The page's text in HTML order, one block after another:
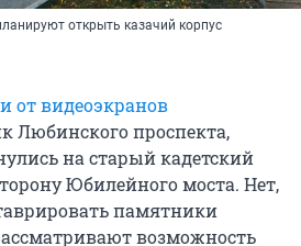
открыть казачий корпус
от видеоэкранов
Любинского проспекта,
на старый кадетский
Юбилейного моста. Нет,
памятники
возможность